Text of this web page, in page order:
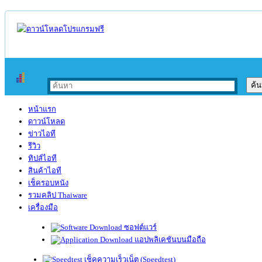
หน้าแรก
ดาวน์โหลด
ข่าวไอที
รีวิว
ทิปส์ไอที
สินค้าไอที
เช็ครอบหนัง
รวมคลิป Thaiware
เครื่องมือ
ซอฟต์แวร์
แอปพลิเคชันบนมือถือ
เช็คความเร็วเน็ต (Speedtest)